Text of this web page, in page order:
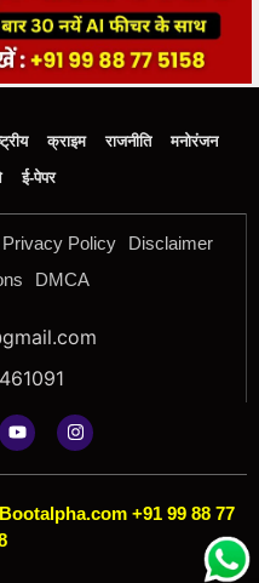
क्राइम राजनीति
मनोरंजन
ई-पेपर
Privacy Policy
Disclaimer
DMCA
+91 99 88 77